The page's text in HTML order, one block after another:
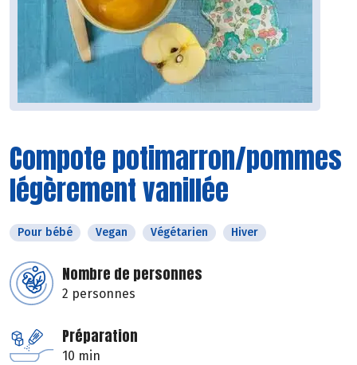
Compote potimarron/pommes
légèrement vanillée
Pour bébé Vegan Végétarien Hiver
Nombre de personnes
2 personnes
Préparation
10 min